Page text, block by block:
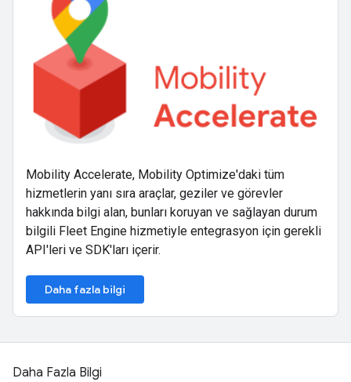
Mobility Accelerate, Mobility Optimize'daki tüm
hizmetlerin yanı sıra araçlar, geziler ve görevler
hakkında bilgi alan, bunları koruyan ve sağlayan durum
bilgili Fleet Engine hizmetiyle entegrasyon için gerekli
API'leri ve SDK'ları içerir.
Daha fazla bilgi
Daha Fazla Bilgi